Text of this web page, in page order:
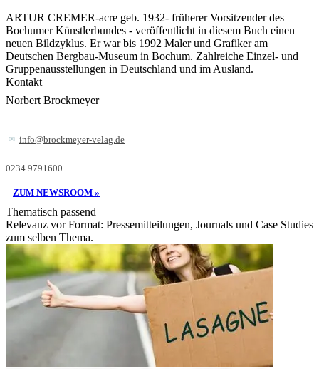
ARTUR CREMER-acre geb. 1932- früherer Vorsitzender des
Bochumer Künstlerbundes - veröffentlicht in diesem Buch einen
neuen Bildzyklus. Er war bis 1992 Maler und Grafiker am
Deutschen Bergbau-Museum in Bochum. Zahlreiche Einzel- und
Gruppenausstellungen in Deutschland und im Ausland.
Kontakt
Norbert Brockmeyer
info@brockmeyer-velag.de
0234 9791600
ZUM NEWSROOM »
Thematisch passend
Relevanz vor Format: Pressemitteilungen, Journals und Case Studies
zum selben Thema.